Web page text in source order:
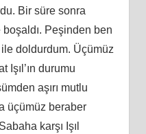
Bir süre sonra
boşaldı. Peşinden ben
ile doldurdum. Üçümüz
Işıl’ın durumu
aşırı mutlu
üçümüz beraber
karşı Işıl